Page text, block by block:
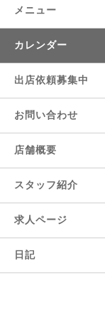
メニュー
カレンダー
出店依頼募集中
お問い合わせ
店舗概要
スタッフ紹介
求人ページ
日記